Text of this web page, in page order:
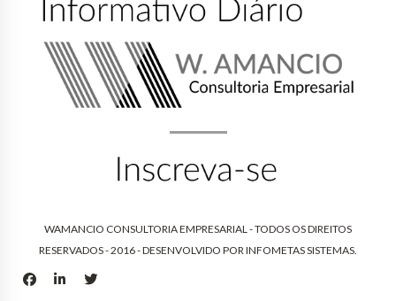
WAMANCIO CONSULTORIA EMPRESARIAL - TODOS OS DIREITOS
RESERVADOS - 2016 - DESENVOLVIDO PORINFOMETAS SISTEMAS.